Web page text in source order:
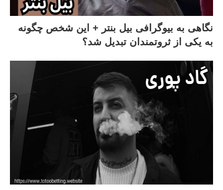
نگاهی به بیوگرافی بیل بنتر + این شخص چگونه
به یکی از ثروتمندان تبدیل شد؟